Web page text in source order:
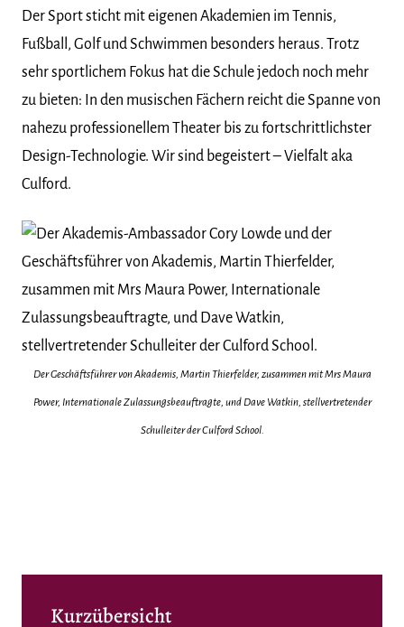
Der Sport sticht mit eigenen Akademien im Tennis,
Fußball, Golf und Schwimmen besonders heraus. Trotz
sehr sportlichem Fokus hat die Schule jedoch noch mehr
zu bieten: In den musischen Fächern reicht die Spanne von
nahezu professionellem Theater bis zu fortschrittlichster
Design-Technologie. Wir sind begeistert – Vielfalt aka
Culford.
Der Geschäftsführer von Akademis, Martin Thierfelder, zusammen mit Mrs Maura
Power, Internationale Zulassungsbeauftragte, und Dave Watkin, stellvertretender
Schulleiter der Culford School.
Kurzübersicht